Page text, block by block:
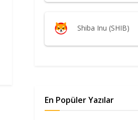
Shiba Inu (SHIB)
En Popüler Yazılar